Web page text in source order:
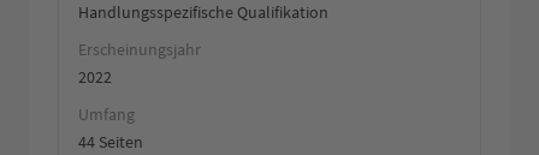
Handlungsspezifische Qualifikation
Erscheinungsjahr
2022
Umfang
44 Seiten